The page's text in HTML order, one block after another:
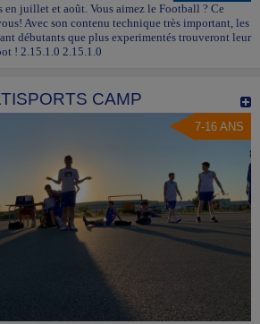
en juillet et août. Vous aimez le Football ? Ce
Avec son contenu technique très important, les
débutants que plus experimentés trouveront leur
! 2.15.1.0 2.15.1.0
CAMP
7-16 ANS